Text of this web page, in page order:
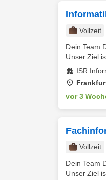
Vollzeit
Dein Team
Unser Ziel
ISR
vor 3
Vollzeit
Dein Team
Unser Ziel